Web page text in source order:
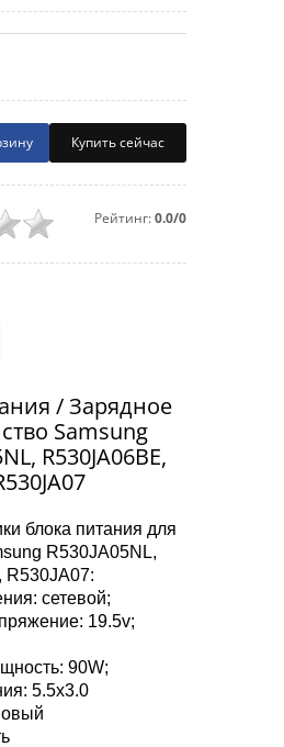
Купить сейчас
Рейтинг:0.0/0
/ Зарядное
Samsung
R530JA06BE,
блока питания для
R530JA05NL,
R530JA07:
сетевой;
19.5v;
90W;
5.5x3.0